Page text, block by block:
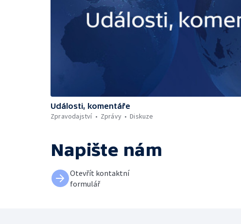
Události, komentáře
Zpravodajství
Zprávy Diskuze
Napište nám
Otevřít kontaktní
formulář